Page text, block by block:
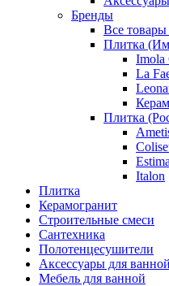
Бренды
Все товары
Плитка
Imola
La
Плитка
Estima
Italon
Плитка
Керамогранит
Строительные смеси
Сантехника
Полотенцесушители
Аксессуары для ванной
Мебель для ванной